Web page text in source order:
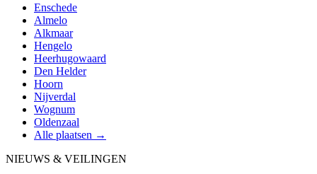
Enschede
Almelo
Alkmaar
Hengelo
Heerhugowaard
Den Helder
Hoorn
Nijverdal
Wognum
Oldenzaal
Alle plaatsen →
NIEUWS & VEILINGEN